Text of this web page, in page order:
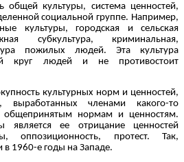
общей культуры, система ценностей,
социальной группе. Например,
культуры, городская и сельская
субкультура, криминальная,
пожилых людей. Эта культура
круг людей и не противостоит
культурных норм и ценностей,
выработанных членами какого-то
общепринятым нормам и ценностям.
является ее отрицание ценностей
оппозиционность, протест. Так,
1960-е годы на Западе.